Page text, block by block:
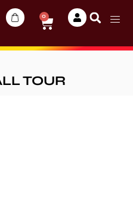
0
TOUR